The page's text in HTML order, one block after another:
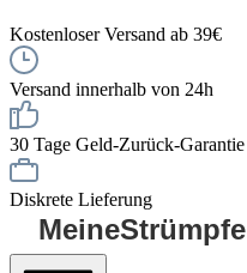
Kostenloser Versand ab 39€
Versand innerhalb von 24h
30 Tage Geld-Zurück-Garantie
Diskrete Lieferung
MeineStrümpfe